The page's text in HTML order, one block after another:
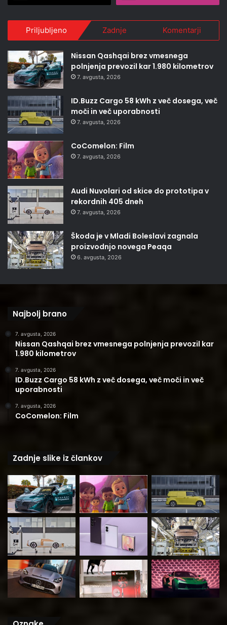
Priljubljeno Zadnje Komentarji
Nissan Qashqai brez vmesnega
polnjenja prevozil kar 1.980 kilometrov
7. avgusta, 2026
ID.Buzz Cargo 58 kWh z več dosega, več
moči in več uporabnosti
7. avgusta, 2026
CoComelon: Film
7. avgusta, 2026
Audi Nuvolari od skice do prototipa v
rekordnih 405 dneh
7. avgusta, 2026
Škoda je v Mladi Boleslavi zagnala
proizvodnjo novega Peaqa
6. avgusta, 2026
Najbolj brano
7. avgusta, 2026
Nissan Qashqai brez vmesnega polnjenja prevozil kar
1.980 kilometrov
7. avgusta, 2026
ID.Buzz Cargo 58 kWh z več dosega, več moči in več
uporabnosti
7. avgusta, 2026
CoComelon: Film
Zadnje slike iz člankov